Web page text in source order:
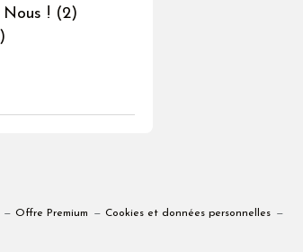
! (2)
Offre Premium Cookies et données personnelles